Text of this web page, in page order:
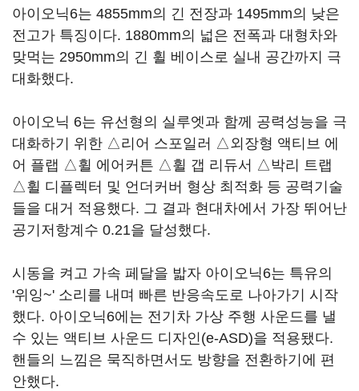
아이오닉6는 4855mm의 긴 전장과 1495mm의 낮은
전고가 특징이다. 1880mm의 넓은 전폭과 대형차와
맞먹는 2950mm의 긴 휠 베이스로 실내 공간까지 극
대화했다.
아이오닉 6는 유선형의 실루엣과 함께 공력성능을 극
대화하기 위한 △리어 스포일러 △외장형 액티브 에
어 플랩 △휠 에어커튼 △휠 갭 리듀서 △박리 트랩
△휠 디플렉터 및 언더커버 형상 최적화 등 공력기술
들을 대거 적용했다. 그 결과 현대차에서 가장 뛰어난
공기저항계수 0.21을 달성했다.
시동을 켜고 가속 페달을 밟자 아이오닉6는 특유의
'위잉~' 소리를 내며 빠른 반응속도로 나아가기 시작
했다. 아이오닉6에는 전기차 가상 주행 사운드를 낼
수 있는 액티브 사운드 디자인(e-ASD)을 적용됐다.
핸들의 느낌은 묵직하면서도 방향을 전환하기에 편
안했다.